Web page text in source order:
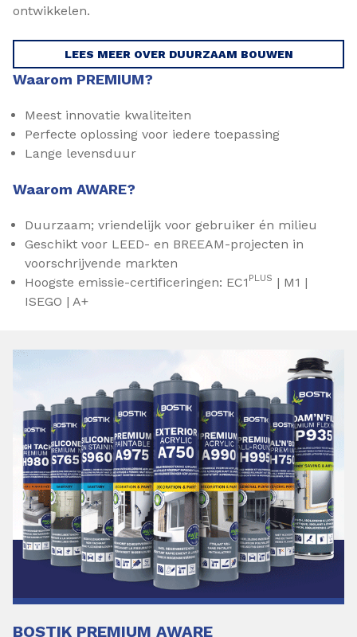
ontwikkelen.
LEES MEER OVER DUURZAAM BOUWEN
Waarom PREMIUM?
Meest innovatie kwaliteiten
Perfecte oplossing voor iedere toepassing
Lange levensduur
Waarom AWARE?
Duurzaam; vriendelijk voor gebruiker én milieu
Geschikt voor LEED- en BREEAM-projecten in
voorschrijvende markten
Hoogste emissie-certificeringen: EC1 PLUS | M1 |
ISEGO | A+
BOSTIK PREMIUM AWARE